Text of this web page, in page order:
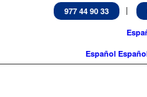
977 44 90 33
Español